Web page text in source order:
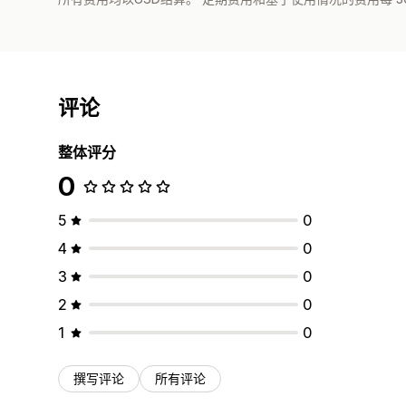
评论
整体评分
0
5
0
4
0
3
0
2
0
1
0
撰写评论 所有评论